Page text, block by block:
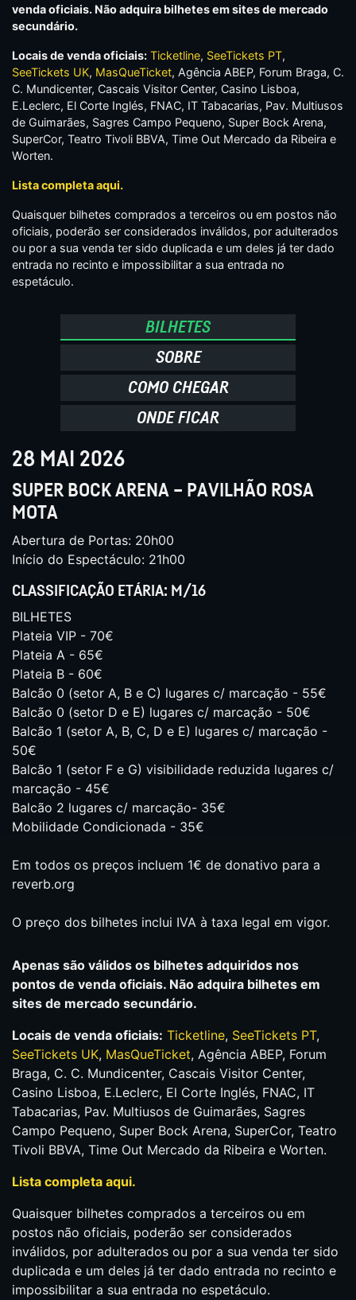
venda oficiais. Não adquira bilhetes em sites de mercado
secundário.
Locais de venda oficiais: Ticketline, SeeTickets PT,
SeeTickets UK, MasQueTicket, Agência ABEP, Forum Braga, C.
C. Mundicenter, Cascais Visitor Center, Casino Lisboa,
E.Leclerc, El Corte Inglés, FNAC, IT Tabacarias, Pav. Multiusos
de Guimarães, Sagres Campo Pequeno, Super Bock Arena,
SuperCor, Teatro Tivoli BBVA, Time Out Mercado da Ribeira e
Worten.
Lista completa aqui.
Quaisquer bilhetes comprados a terceiros ou em postos não
oficiais, poderão ser considerados inválidos, por adulterados
ou por a sua venda ter sido duplicada e um deles já ter dado
entrada no recinto e impossibilitar a sua entrada no
espetáculo.
BILHETES
SOBRE
COMO CHEGAR
ONDE FICAR
28 MAI 2026
SUPER BOCK ARENA – PAVILHÃO ROSA
MOTA
Abertura de Portas: 20h00
Início do Espectáculo: 21h00
CLASSIFICAÇÃO ETÁRIA: M/16
BILHETES
Plateia VIP - 70€
Plateia A - 65€
Plateia B - 60€
Balcão 0 (setor A, B e C) lugares c/ marcação - 55€
Balcão 0 (setor D e E) lugares c/ marcação - 50€
Balcão 1 (setor A, B, C, D e E) lugares c/ marcação -
50€
Balcão 1 (setor F e G) visibilidade reduzida lugares c/
marcação - 45€
Balcão 2 lugares c/ marcação- 35€
Mobilidade Condicionada - 35€
Em todos os preços incluem 1€ de donativo para a
reverb.org
O preço dos bilhetes inclui IVA à taxa legal em vigor.
Apenas são válidos os bilhetes adquiridos nos
pontos de venda oficiais. Não adquira bilhetes em
sites de mercado secundário.
Locais de venda oficiais: Ticketline, SeeTickets PT,
SeeTickets UK, MasQueTicket, Agência ABEP, Forum
Braga, C. C. Mundicenter, Cascais Visitor Center,
Casino Lisboa, E.Leclerc, El Corte Inglés, FNAC, IT
Tabacarias, Pav. Multiusos de Guimarães, Sagres
Campo Pequeno, Super Bock Arena, SuperCor, Teatro
Tivoli BBVA, Time Out Mercado da Ribeira e Worten.
Lista completa aqui.
Quaisquer bilhetes comprados a terceiros ou em
postos não oficiais, poderão ser considerados
inválidos, por adulterados ou por a sua venda ter sido
duplicada e um deles já ter dado entrada no recinto e
impossibilitar a sua entrada no espetáculo.